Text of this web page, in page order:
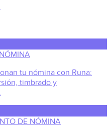
tu nómina con Runa:
timbrado y
DE NÓMINA